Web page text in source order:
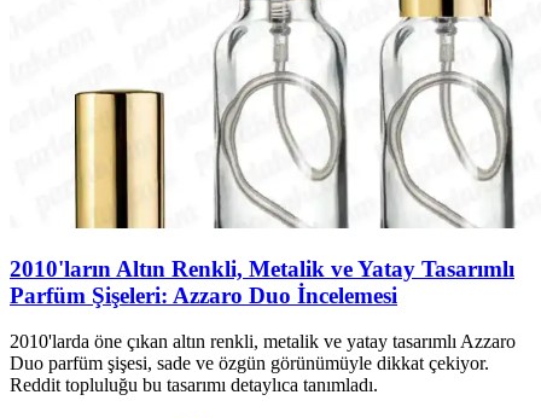
2010'ların Altın Renkli, Metalik ve Yatay Tasarımlı
Parfüm Şişeleri: Azzaro Duo İncelemesi
2010'larda öne çıkan altın renkli, metalik ve yatay tasarımlı Azzaro
Duo parfüm şişesi, sade ve özgün görünümüyle dikkat çekiyor.
Reddit topluluğu bu tasarımı detaylıca tanımladı.